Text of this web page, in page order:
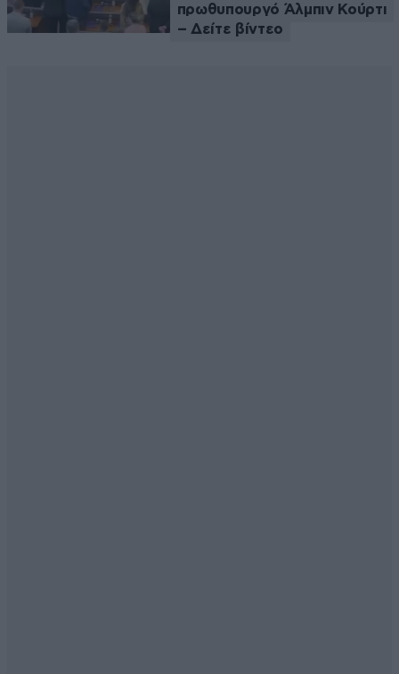
πρωθυπουργό Άλμπιν Κούρτι
– Δείτε βίντεο